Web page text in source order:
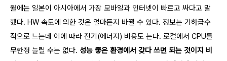
월에는 일본이 아시아에서 가장 모바일과 인터넷이 빠르고 싸다고 말
했다. HW 속도에 의한 것은 얼마든지 바뀔 수 있다. 정보는 기하급수
적으로 느는데 이에 따라 전기(에너지) 비용도 는다. 로컬에서 CPU를
무한정 늘릴 수는 없다. 성능 좋은 환경에서 갖다 쓰면 되는 것이지 비